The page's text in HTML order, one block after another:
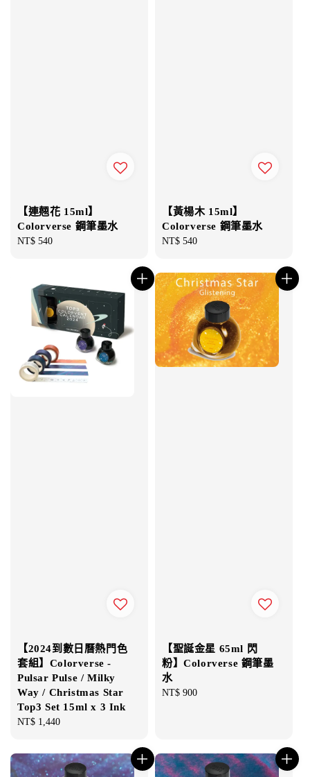
【連翹花 15ml】
Colorverse 鋼筆墨水
Regular
NT$ 540
【黃楊木 15ml】
Colorverse 鋼筆墨水
Regular
NT$ 540
【2024到數日曆熱門色
套組】Colorverse -
Pulsar Pulse / Milky
Way / Christmas Star
Top3 Set 15ml x 3 Ink
Regular
NT$ 1,440
【聖誕金星 65ml 閃
粉】Colorverse 鋼筆墨
水
Regular
NT$ 900